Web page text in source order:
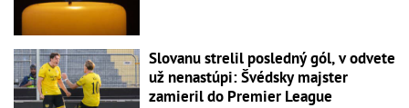
Slovanu strelil posledný gól, v odvete
už nenastúpi: Švédsky majster
zamieril do Premier League